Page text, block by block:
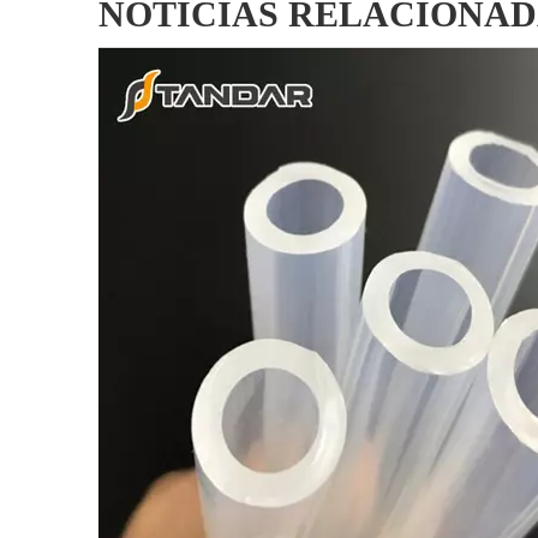
NOTICIAS